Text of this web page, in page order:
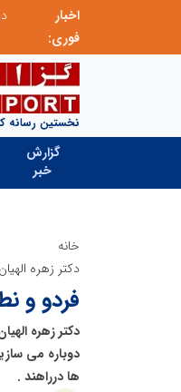
اخبار
فوری:
نخستین رسانه
گزارش
خبر
خانه
دکتر زهره
فردو و
دکتر زهره
دوباره می
ها درراهند .